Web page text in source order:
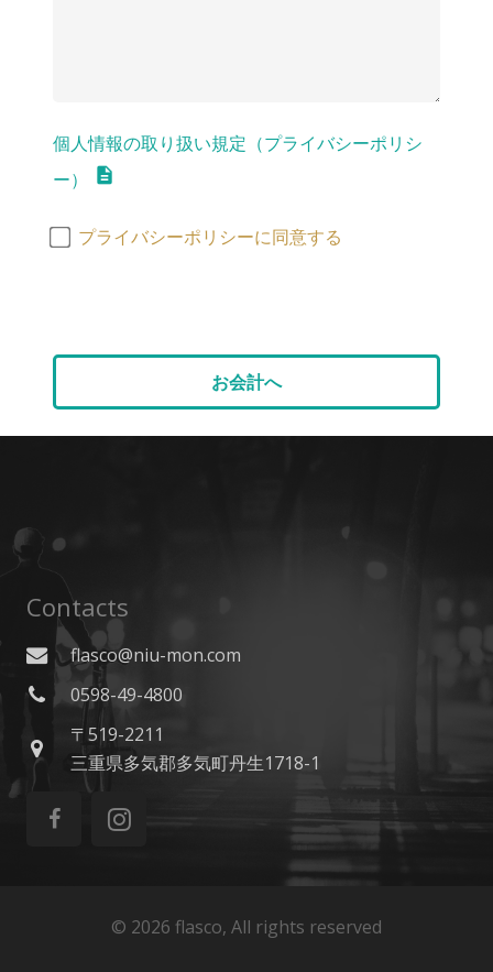
個人情報の取り扱い規定（プライバシーポリシ
ー）
プライバシーポリシーに同意する
Contacts
flasco@niu-mon.com
0598-49-4800
〒519-2211
三重県多気郡多気町丹生1718-1
© 2026 flasco, All rights reserved